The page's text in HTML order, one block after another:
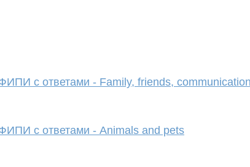
с ответами - Family, friends,
с ответами - Animals and pets